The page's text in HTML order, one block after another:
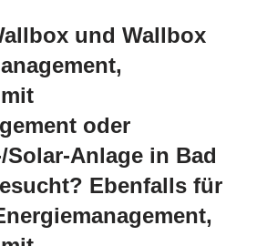
und Wallbox
oder
Anlage in Bad
Ebenfalls für